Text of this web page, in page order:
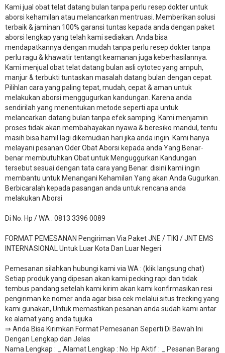
Kami jual obat telat datang bulan tanpa perlu resep dokter untuk
aborsi kehamilan atau melancarkan mentruasi. Memberikan solusi
terbaik & jaminan 100% garansi tuntas kepada anda dengan paket
aborsi lengkap yang telah kami sediakan. Anda bisa
mendapatkannya dengan mudah tanpa perlu resep dokter tanpa
perlu ragu & khawatir tentangt keamanan juga keberhasilannya.
Kami menjual obat telat datang bulan asli cytotec yang ampuh,
manjur & terbukti tuntaskan masalah datang bulan dengan cepat.
Pilihlan cara yang paling tepat, mudah, cepat & aman untuk
melakukan aborsi menggugurkan kandungan. Karena anda
sendirilah yang menentukan metode seperti apa untuk
melancarkan datang bulan tanpa efek samping. Kami menjamin
proses tidak akan membahayakan nyawa & beresiko mandul, tentu
masih bisa hamil lagi dikemudian hari jika anda ingin. Kami hanya
melayani pesanan Oder Obat Aborsi kepada anda Yang Benar-
benar membutuhkan Obat untuk Menguggurkan Kandungan
tersebut sesuai dengan tata cara yang Benar. disini kami ingin
membantu untuk Menangani Kehamilan Yang akan Anda Gugurkan.
Berbicaralah kepada pasangan anda untuk rencana anda
melakukan Aborsi
Di No. Hp / WA : 0813 3396 0089
FORMAT PEMESANAN Pengiriman Via Paket JNE / TIKI / JNT EMS
INTERNASIONAL Untuk Luar Kota Dan Luar Negeri
Pemesanan silahkan hubungi kami via WA : (klik langsung chat)
Setiap produk yang dipesan akan kami pecking rapi dan tidak
tembus pandang setelah kami kirim akan kami konfirmasikan resi
pengiriman ke nomer anda agar bisa cek melalui situs trecking yang
kami gunakan, Untuk memastikan pesanan anda sudah kami antar
ke alamat yang anda tujuka
⇛ Anda Bisa Kirimkan Format Pemesanan Seperti Di Bawah Ini
Dengan Lengkap dan Jelas
Nama Lengkap : _ Alamat Lengkap : No. Hp Aktif : _ Pesanan Barang